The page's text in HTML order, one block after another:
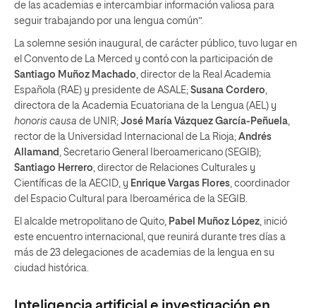
de las academias e intercambiar información valiosa para
seguir trabajando por una lengua común”.
La solemne sesión inaugural, de carácter público, tuvo lugar en
el Convento de La Merced y contó con la participación de
Santiago Muñoz Machado, director de la Real Academia
Española (RAE) y presidente de ASALE; Susana Cordero,
directora de la Academia Ecuatoriana de la Lengua (AEL) y
honoris causa de UNIR; José María Vázquez García-Peñuela,
rector de la Universidad Internacional de La Rioja; Andrés
Allamand, Secretario General Iberoamericano (SEGIB);
Santiago Herrero, director de Relaciones Culturales y
Científicas de la AECID, y Enrique Vargas Flores, coordinador
del Espacio Cultural para Iberoamérica de la SEGIB.
El alcalde metropolitano de Quito, Pabel Muñoz López, inició
este encuentro internacional, que reunirá durante tres días a
más de 23 delegaciones de academias de la lengua en su
ciudad histórica.